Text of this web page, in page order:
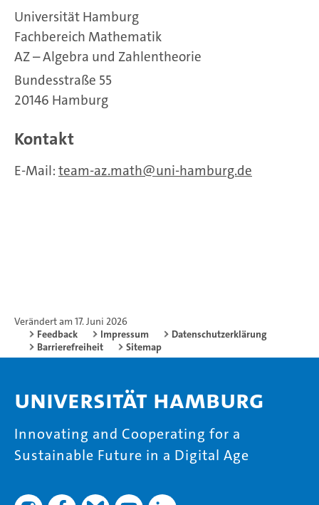
Universität Hamburg
Fachbereich Mathematik
AZ – Algebra und Zahlentheorie
Bundesstraße 55
20146 Hamburg
Kontakt
E-Mail: team-az.math uni-hamburg.de
Verändert am 17. Juni 2026
Feedback
Impressum
Datenschutzerklärung
Barrierefreiheit
Sitemap
Universität Hamburg
Innovating and Cooperating for a
Sustainable Future in a Digital Age